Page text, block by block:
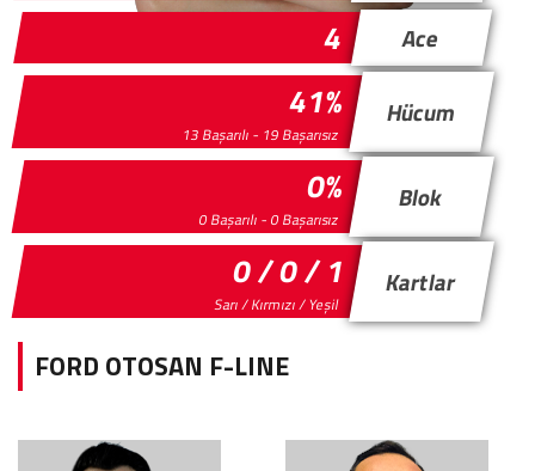
4 Ace
41%
13 Başarılı - 19 Başarısız
Hücum
0%
0 Başarılı - 0 Başarısız
Blok
0 / 0 / 1
Sarı / Kırmızı / Yeşil
Kartlar
FORD OTOSAN F-LINE